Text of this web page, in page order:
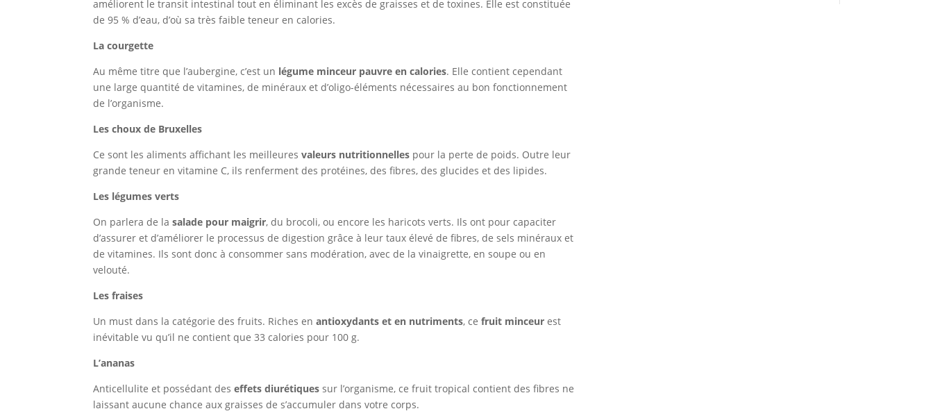
améliorent le transit intestinal tout en éliminant les excès de graisses et de toxines. Elle est constituée
de 95 % d’eau, d’où sa très faible teneur en calories.
La courgette
Au même titre que l’aubergine, c’est un légume minceur pauvre en calories. Elle contient cependant
une large quantité de vitamines, de minéraux et d’oligo-éléments nécessaires au bon fonctionnement
de l’organisme.
Les choux de Bruxelles
Ce sont les aliments affichant les meilleuresvaleurs nutritionnelles pour la perte de poids. Outre leur
grande teneur en vitamine C, ils renferment des protéines, des fibres, des glucides et des lipides.
Les légumes verts
On parlera de lasalade pour maigrir, du brocoli, ou encore les haricots verts. Ils ont pour capaciter
d’assurer et d’améliorer le processus de digestion grâce à leur taux élevé de fibres, de sels minéraux et
de vitamines. Ils sont donc à consommer sans modération, avec de la vinaigrette, en soupe ou en
velouté.
Les fraises
Un must dans la catégorie des fruits. Riches enantioxydants et en nutriments, cefruit minceurest
inévitable vu qu’il ne contient que 33 calories pour 100 g.
L’ananas
Anticellulite et possédant deseffets diurétiques sur l’organisme, ce fruit tropical contient des fibres ne
laissant aucune chance aux graisses de s’accumuler dans votre corps.